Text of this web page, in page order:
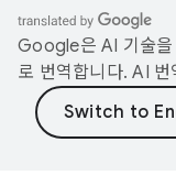
Google은 AI 기술을
로 번역합니다. AI